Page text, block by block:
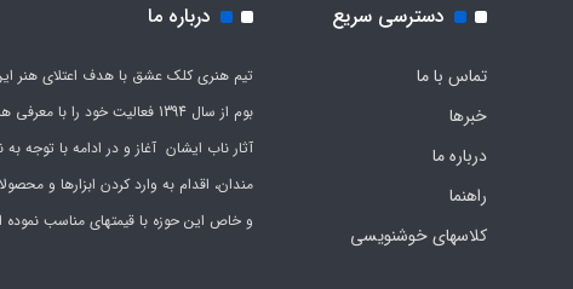
دسترسی سریع
تماس با ما
خبرها
درباره ما
راهنما
کلاسهای خوشنویسی
درباره ما
تیم هنری کلک عشق با هدف اعتلای هنر
بوم از سال 1394 فعالیت خود را با
آثار ناب ایشان آغاز و در ادامه با توجه به
مندان، اقدام به وارد کردن ابزارها و
و خاص این حوزه با قیمتهای مناسب